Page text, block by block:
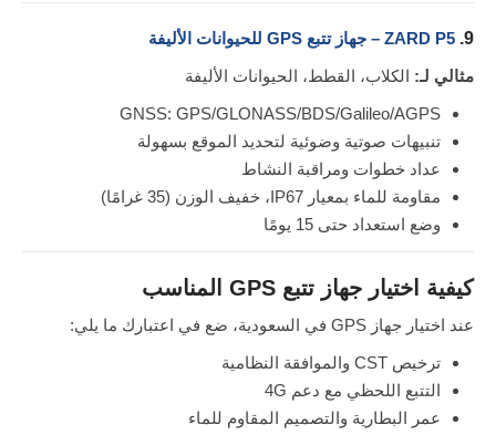
9. ZARD P5 – جهاز تتبع GPS للحيوانات الأليفة
مثالي لـ: الكلاب، القطط، الحيوانات الأليفة
GNSS: GPS/GLONASS/BDS/Galileo/AGPS
تنبيهات صوتية وضوئية لتحديد الموقع بسهولة
عداد خطوات ومراقبة النشاط
مقاومة للماء بمعيار IP67، خفيف الوزن (35 غرامًا)
وضع استعداد حتى 15 يومًا
كيفية اختيار جهاز تتبع GPS المناسب
عند اختيار جهاز GPS في السعودية، ضع في اعتبارك ما يلي:
ترخيص CST والموافقة النظامية
التتبع اللحظي مع دعم 4G
عمر البطارية والتصميم المقاوم للماء